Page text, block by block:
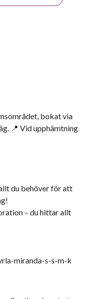
bokat via
📍 Vid upphämtning
du behöver för att
– du hittar allt
miranda-s-s-m-k